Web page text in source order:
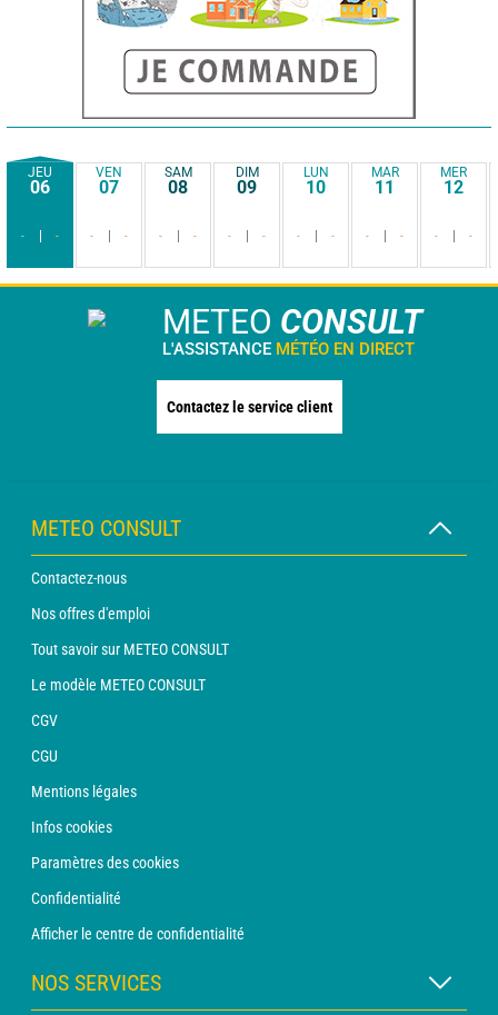
JEU
06
- -
VEN
07
- -
SAM
08
- -
DIM
09
- -
LUN
10
- -
MAR
11
- -
MER
12
- -
METEO CONSULT
L'ASSISTANCE MÉTÉO EN DIRECT
Contactez le service client
METEO CONSULT
Contactez-nous
Nos offres d'emploi
Tout savoir sur METEO CONSULT
Le modèle METEO CONSULT
CGV
CGU
Mentions légales
Infos cookies
Paramètres des cookies
Confidentialité
Afficher le centre de confidentialité
NOS SERVICES